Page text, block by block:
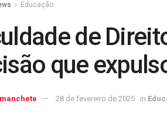
Educação
de
que
manchete 28 de fevereiro de 2025 in